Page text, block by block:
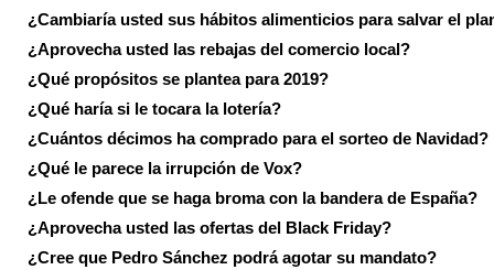
¿Cambiaría usted sus hábitos alimenticios para salvar el
¿Aprovecha usted las rebajas del comercio local?
¿Qué propósitos se plantea para 2019?
¿Qué haría si le tocara la lotería?
¿Cuántos décimos ha comprado para el sorteo de Navidad?
¿Qué le parece la irrupción de Vox?
¿Le ofende que se haga broma con la bandera de España?
¿Aprovecha usted las ofertas del Black Friday?
¿Cree que Pedro Sánchez podrá agotar su mandato?